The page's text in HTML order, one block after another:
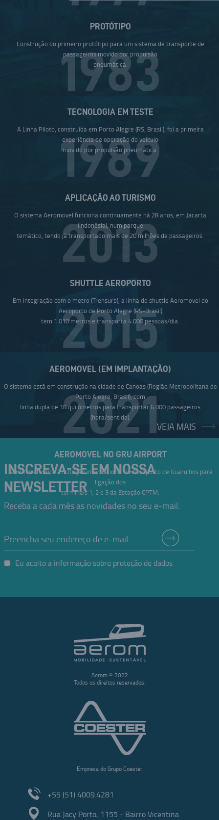
PROTÓTIPO
Construção do primeiro protótipo para um sistema de transporte de
passageiros movido por propulsão
pneumática.
1983
TECNOLOGIA EM TESTE
A Linha Piloto, construída em Porto Alegre (RS, Brasil), foi a primeira
experiência de operação do veículo
movido por propulsão pneumática.
1989
APLICAÇÃO AO TURISMO
O sistema Aeromovel funciona continuamente há 28 anos, em Jacarta
(Indonésia), num parque
temático, tendo já transportado mais de 20 milhões de passageiros.
2013
SHUTTLE AEROPORTO
Em integração com o metro (Trensurb), a linha do shuttle Aeromovel do
Aeroporto de Porto Alegre (RS-Brasil)
tem 1.010 metros e transporta 4.000 pessoas/dia.
2015
AEROMOVEL (EM IMPLANTAÇÃO)
O sistema está em construção na cidade de Canoas (Região Metropolitana de
Porto Alegre, Brasil), com
linha dupla de 18 quilômetros para transportar 6.000 passageiros
(hora/sentido).
2021
AEROMOVEL NO GRU AIRPORT
Aeromovel vence a licitação internacional no Aeroporto de Guarulhos para
ligação dos
terminais 1, 2 e 3 da Estação CPTM.
VEJA MAIS
INSCREVA-SE EM NOSSA
NEWSLETTER
Receba a cada mês as novidades no seu e-mail.
Eu aceito a informação sobre proteção de dados
Aerom © 2022
Todos os direitos reservados.
Empresa do Grupo Coester
+55 (51) 4009.4281
Rua Jacy Porto, 1155 - Bairro Vicentina